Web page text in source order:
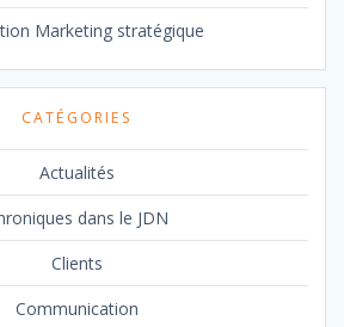
Marketing stratégique
CATÉGORIES
Actualités
dans le JDN
Clients
Communication